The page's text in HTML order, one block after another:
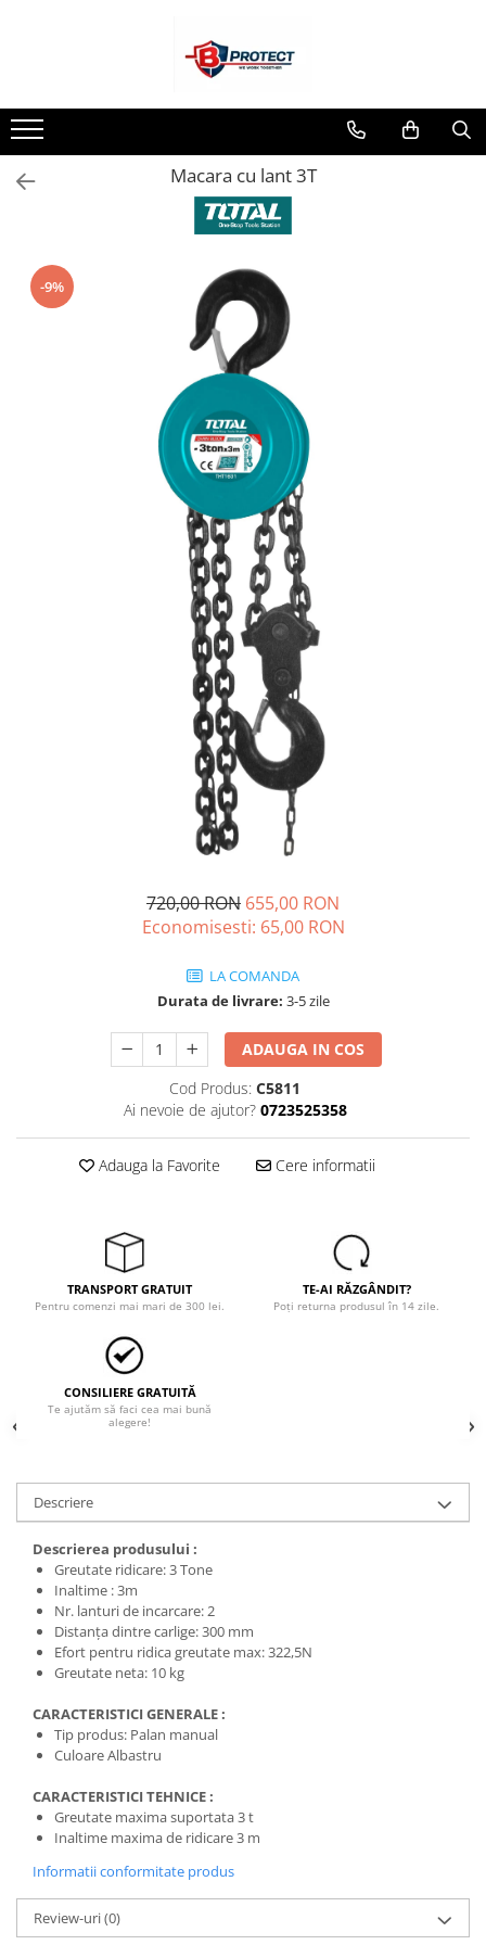
Atomizoare si pulverizatoare
Atomizoare
Pulverizatoare
Aspiratoare , suflante si tocatoare
Casa
Masini spalat cu presiune
Generatoare si unelte pentru
Foarfece de tuns gard viu si
Motocoase termice
Motosape si motoburghie
Motoburghie
Motosapatoare
Mănuși protecție
Pompe apa
Pompe de suprafata
Pompe submersibile
Protecția capului
Protecția ochilor
Protecția urechilor
Scule de mana
Capsatoare , multifuncionale si
pistoale silicon
Chei si truse chei
Ciocane , clesti si foarfeci
Debitare gresie / faianta si geamuri
Fierastraie si topoare
Gletiere , spacluri si cuttere
Pensule si trafaleti
Scari , lize si depozitare
Unelte pentru masurat
Aparate de masura si detectie
Echere si compasuri
Macara cu lant 3T
-9%
720,00 RON 655,00 RON
Economisesti: 65,00 RON
LA COMANDA
Durata de livrare: 3-5 zile
ADAUGA IN COS
Cod Produs: C5811
Ai nevoie de ajutor? 0723525358
Adauga la Favorite Cere informatii
TRANSPORT GRATUIT
Pentru comenzi mai mari de 300 lei.
TE-AI RĂZGÂNDIT?
Poți returna produsul în 14 zile.
CONSILIERE GRATUITĂ
Te ajutăm să faci cea mai bună
alegere!
Descriere
Descrierea produsului :
Greutate ridicare: 3 Tone
Inaltime : 3m
Nr. lanturi de incarcare: 2
Distanța dintre carlige: 300 mm
Efort pentru ridica greutate max: 322,5N
Greutate neta: 10 kg
CARACTERISTICI GENERALE :
Tip produs: Palan manual
Culoare Albastru
CARACTERISTICI TEHNICE :
Greutate maxima suportata 3 t
Inaltime maxima de ridicare 3 m
Informatii conformitate produs
Review-uri(0)